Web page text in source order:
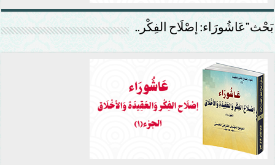
بَحْث”عَاشُورَاء: إصْلَاح الفِكْر..